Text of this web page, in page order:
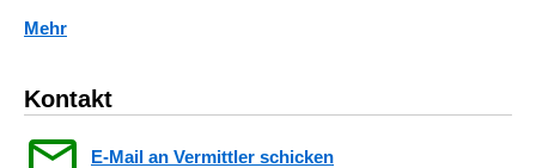
Mehr
Kontakt
E-Mail an Vermittler schicken